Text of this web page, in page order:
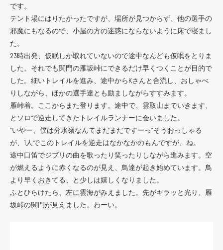
です。
テント場にはりたかったですが、場所が見つからず、他の選手の
邪魔にもなるので、小屋の方の迷惑にならないように床で寝まし
た。
23時出発、仮眠しか取れていないので途中なんども仮眠をとりま
した。それでも関門の雁坂峠にできるだけ早くつくことが目的で
した。細いトレイルを進み、途中からKさんと合流し、おしゃべ
りしながら、ほかの選手達とも励ましながらすすみます。
雁峠着。ここからまた登ります。途中で、雲取山までいきます、
とソロで逆走してきたトレイルランナーに会いました。
”いやー、僕は分水嶺なんてまだまだですーっ”そうおっしゃる
が、1人でこのトレイルを逆走はなかなかのもんですが、ね。
途中口笛でジブリの曲を歌ったり笑ったりしながら進みます。空
が燃えるように赤くなるのが見え、鳥達が起き始めています。鳥
より早くおきてる、と少しは嬉しくなりました。
ふとひらけたら、左に雲海がみえました。先がキラッと光り、雁
坂峠の関門が見えました。わーい。